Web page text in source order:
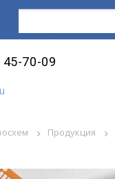
70-09
Продукция